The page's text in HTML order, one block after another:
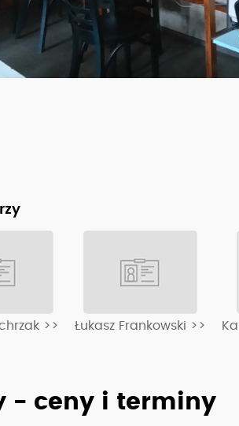
>> Łukasz Frankowski >>
- ceny i terminy